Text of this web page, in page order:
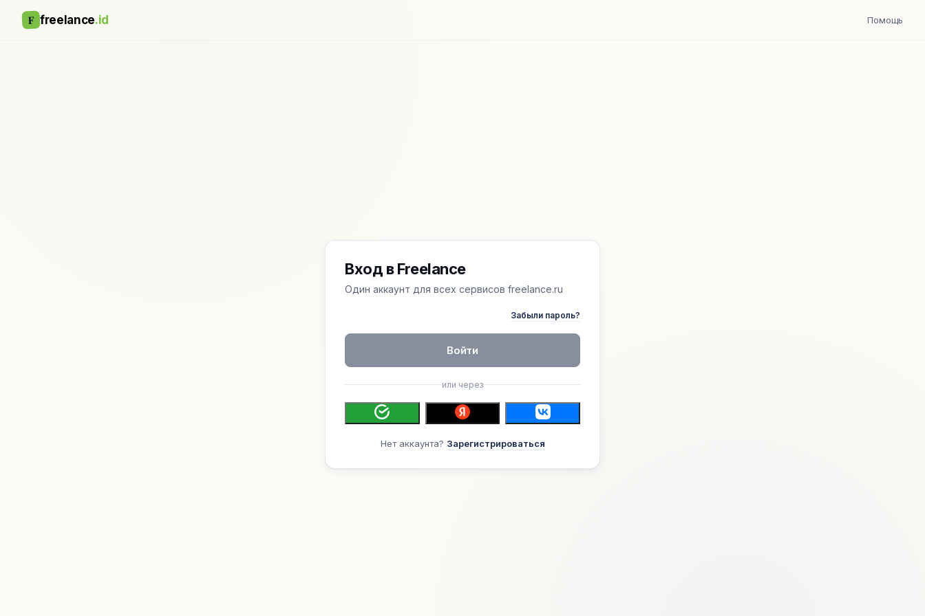
F freelance.id Помощь
Вход в Freelance
Один аккаунт для всех сервисов freelance.ru
Забыли пароль?
Войти
или через
Нет аккаунта? Зарегистрироваться